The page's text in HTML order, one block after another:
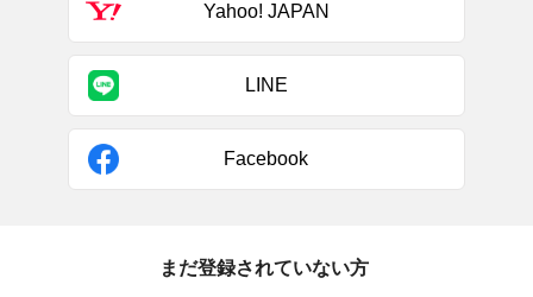
Yahoo! JAPAN
LINE
Facebook
まだ登録されていない方